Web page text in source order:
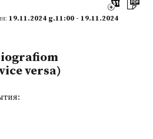
19.11.2024 g.11:00 - 19.11.2024
versa)